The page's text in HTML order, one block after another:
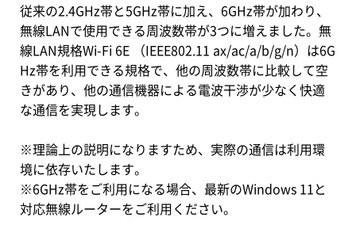
従来の2.4GHz帯と5GHz帯に加え、6GHz帯が加わり、
無線LANで使用できる周波数帯が3つに増えました。無
線LAN規格Wi-Fi 6E （IEEE802.11 ax/ac/a/b/g/n）は6G
Hz帯を利用できる規格で、他の周波数帯に比較して空
きがあり、他の通信機器による電波干渉が少なく快適
な通信を実現します。
※理論上の説明になりますため、実際の通信は利用環
境に依存いたします。
※6GHz帯をご利用になる場合、最新のWindows 11と
対応無線ルーターをご利用ください。